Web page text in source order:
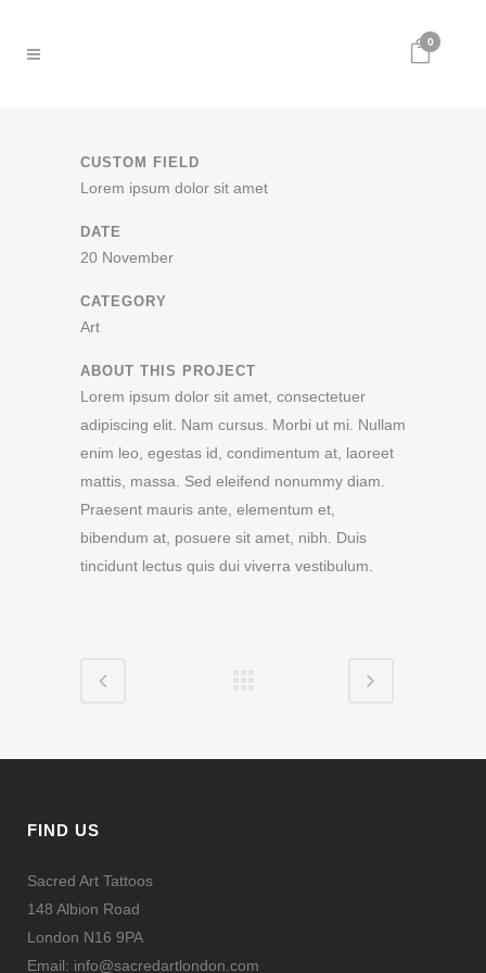
0
CUSTOM FIELD
Lorem ipsum dolor sit amet
DATE
20 November
CATEGORY
Art
ABOUT THIS PROJECT
Lorem ipsum dolor sit amet, consectetuer
adipiscing elit. Nam cursus. Morbi ut mi. Nullam
enim leo, egestas id, condimentum at, laoreet
mattis, massa. Sed eleifend nonummy diam.
Praesent mauris ante, elementum et,
bibendum at, posuere sit amet, nibh. Duis
tincidunt lectus quis dui viverra vestibulum.
FIND US
Sacred Art Tattoos
148 Albion Road
London N16 9PA
Email: info@sacredartlondon.com